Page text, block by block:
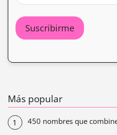
Más popular
450 nombres que